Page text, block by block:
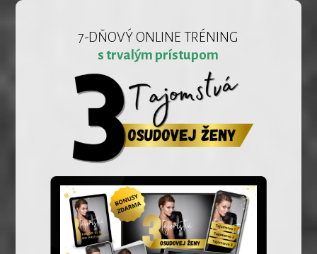
7-DŇOVÝ ONLINE TRÉNING
s trvalým prístupom